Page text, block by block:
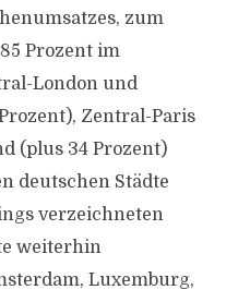
zum
Prozent im
London und
Zentral-Paris
(plus 34 Prozent)
deutschen Städte
verzeichneten
weiterhin
Luxemburg,